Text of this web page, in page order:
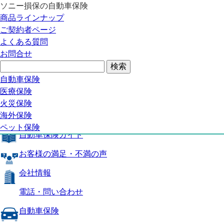
ソニー損保の自動車保険
商品ラインナップ
ご契約者ページ
よくある質問
お問合せ
自動車保険
医療保険
火災保険
海外保険
ペット保険
自動車保険トップ
商品の特長
補償内容
自動車保険ガイド
お客様の満足・不満の声
自動車保険トップ
商品の特長
補償内容
自動車保険ガイド
お客様の満足・不満の声
会社情報
電話・問い合わせ
自動車保険